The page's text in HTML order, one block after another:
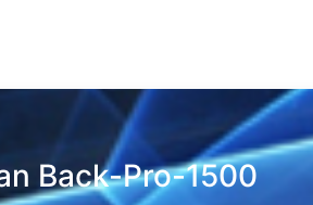
Back-Pro-1500